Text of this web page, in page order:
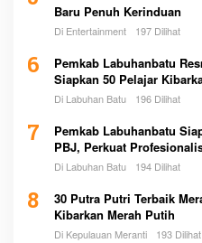
Baru Penuh Kerinduan
Di Entertainment 197 Dilihat
6
Pemkab Labuhanbatu
Siapkan 50 Pelajar
Di Labuhan Batu 196 Dilihat
7
Pemkab Labuhanbatu
PBJ, Perkuat
Pemerintah
Di Labuhan Batu 194 Dilihat
8
30 Putra Putri Terbaik
Kibarkan Merah Putih
Di Kepulauan Meranti 193 Dilihat